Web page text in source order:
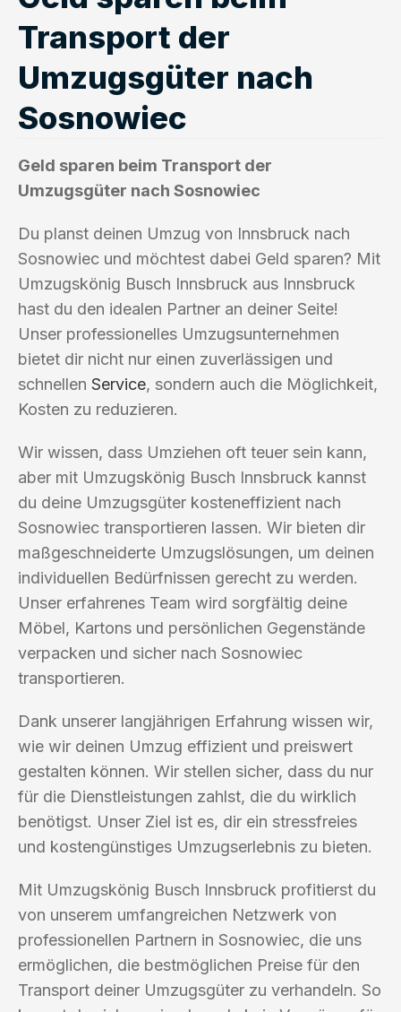
Transport der
Umzugsgüter nach
Sosnowiec
Geld sparen beim Transport der
Umzugsgüter nach Sosnowiec
Du planst deinen Umzug von Innsbruck nach
Sosnowiec und möchtest dabei Geld sparen? Mit
Umzugskönig Busch Innsbruck aus Innsbruck
hast du den idealen Partner an deiner Seite!
Unser professionelles Umzugsunternehmen
bietet dir nicht nur einen zuverlässigen und
schnellen Service, sondern auch die Möglichkeit,
Kosten zu reduzieren.
Wir wissen, dass Umziehen oft teuer sein kann,
aber mit Umzugskönig Busch Innsbruck kannst
du deine Umzugsgüter kosteneffizient nach
Sosnowiec transportieren lassen. Wir bieten dir
maßgeschneiderte Umzugslösungen, um deinen
individuellen Bedürfnissen gerecht zu werden.
Unser erfahrenes Team wird sorgfältig deine
Möbel, Kartons und persönlichen Gegenstände
verpacken und sicher nach Sosnowiec
transportieren.
Dank unserer langjährigen Erfahrung wissen wir,
wie wir deinen Umzug effizient und preiswert
gestalten können. Wir stellen sicher, dass du nur
für die Dienstleistungen zahlst, die du wirklich
benötigst. Unser Ziel ist es, dir ein stressfreies
und kostengünstiges Umzugserlebnis zu bieten.
Mit Umzugskönig Busch Innsbruck profitierst du
von unserem umfangreichen Netzwerk von
professionellen Partnern in Sosnowiec, die uns
ermöglichen, die bestmöglichen Preise für den
Transport deiner Umzugsgüter zu verhandeln. So